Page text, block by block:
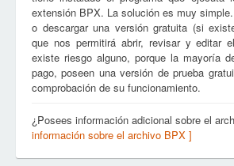
extensión BPX. La solución es muy
o descargar una versión gratuita (si
que nos permitirá abrir, revisar y editar
existe riesgo alguno, porque la mayoría
pago, poseen una versión de prueba
comprobación de su funcionamiento.
¿Posees información adicional sobre el
información sobre el archivo BPX ]